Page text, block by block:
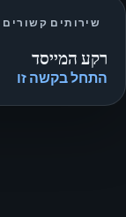
שירותים קשורים
רקע המייסד
התחל בקשה זו